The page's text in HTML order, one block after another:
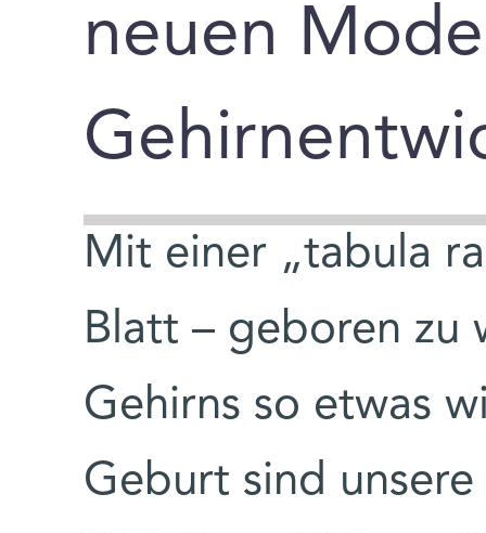
neuen
Mit einer „tabula
Blatt – geboren zu
Gehirns so etwas
Geburt sind